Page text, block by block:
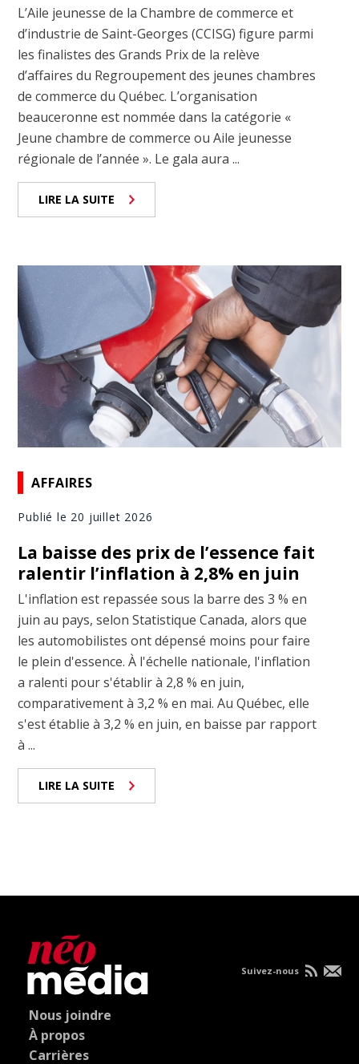
L’Aile jeunesse de la Chambre de commerce et
d’industrie de Saint-Georges (CCISG) figure parmi
les finalistes des Grands Prix de la relève
d’affaires du Regroupement des jeunes chambres
de commerce du Québec. L’organisation
beauceronne est nommée dans la catégorie «
Jeune chambre de commerce ou Aile jeunesse
régionale de l’année ». Le gala aura ...
LIRE LA SUITE
AFFAIRES
Publié le 20 juillet 2026
La baisse des prix de l’essence fait
ralentir l’inflation à 2,8% en juin
L'inflation est repassée sous la barre des 3 % en
juin au pays, selon Statistique Canada, alors que
les automobilistes ont dépensé moins pour faire
le plein d'essence. À l'échelle nationale, l'inflation
a ralenti pour s'établir à 2,8 % en juin,
comparativement à 3,2 % en mai. Au Québec, elle
s'est établie à 3,2 % en juin, en baisse par rapport
à ...
LIRE LA SUITE
Nous joindre
À propos
Carrières
Suivez-nous